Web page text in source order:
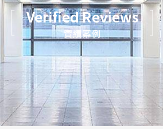
Verified Reviews
實績案例